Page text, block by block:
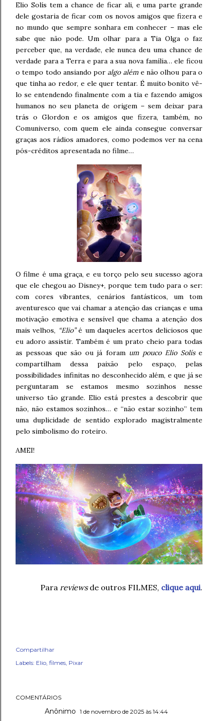
Elio Solís tem a chance de ficar ali, e uma parte grande
dele gostaria de ficar com os novos amigos que fizera e
no mundo que sempre sonhara em conhecer – mas ele
sabe que não pode. Um olhar para a Tia Olga o faz
perceber que, na verdade, ele nunca deu uma chance de
verdade para a Terra e para a sua nova família… ele ficou
o tempo todo ansiando poralgo aléme não olhou para o
que tinha ao redor, e ele quer tentar. É muito bonito vê-
lo se entendendo finalmente com a tia e fazendo amigos
humanos no seu planeta de origem – sem deixar para
trás o Glordon e os amigos que fizera, também, no
Comuniverso, com quem ele ainda consegue conversar
graças aos rádios amadores, como podemos ver na cena
pós-créditos apresentada no filme…
O filme é uma graça, e eu torço pelo seu sucesso agora
que ele chegou ao Disney+, porque tem tudo para o ser:
com cores vibrantes, cenários fantásticos, um tom
aventuresco que vai chamar a atenção das crianças e uma
motivação emotiva e sensível que chama a atenção dos
mais velhos, “Elio”é um daqueles acertos deliciosos que
eu adoro assistir. Também é um prato cheio para todas
as pessoas que são ou já foram um pouco Elio Solíse
compartilham dessa paixão pelo espaço, pelas
possibilidades infinitas no desconhecido além, e que já se
perguntaram se estamos mesmo sozinhos nesse
universo tão grande. Elio está prestes a descobrir que
não, não estamos sozinhos… e “não estar sozinho” tem
uma duplicidade de sentido explorado magistralmente
pelo simbolismo do roteiro.
AMEI!
Para reviewsde outros FILMES, clique aqui.
Compartilhar
Labels: Elio filmes Pixar
COMENTÁRIOS
Anônimo 1 de novembro de 2025 às 14:44